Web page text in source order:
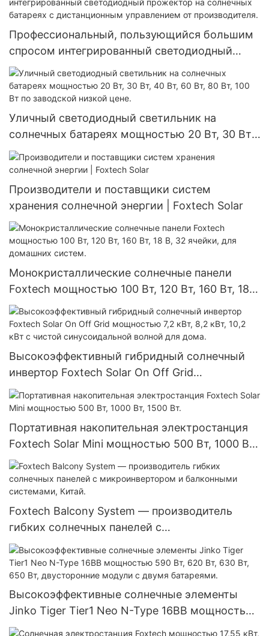
Профессиональный, пользующийся большим
спросом интегрированный светодиодный
прожектор на солнечных батареях с
дистанционным управлением от
производителя.
Уличный светодиодный светильник на
солнечных батареях мощностью 20 Вт, 30 Вт,
40 Вт, 60 Вт, 80 Вт, 100 Вт по заводской
низкой цене.
Производители и поставщики систем
хранения солнечной энергии | Foxtech Solar
Монокристаллические солнечные панели
Foxtech мощностью 100 Вт, 120 Вт, 160 Вт, 18
В, 32 ячейки, для домашних систем.
Высокоэффективный гибридный солнечный
инвертор Foxtech Solar On Off Grid
мощностью 7,2 кВт, 8,2 кВт, 10,2 кВт с чистой
синусоидальной волной для дома.
Портативная накопительная электростанция
Foxtech Solar Mini мощностью 500 Вт, 1000 Вт,
1500 Вт.
Foxtech Balcony System — производитель
гибких солнечных панелей с
микроинвертором и балконными системами,
Китай.
Высокоэффективные солнечные элементы
Jinko Tiger Tier1 Neo N-Type 16BB мощностью
590 Вт, 620 Вт, 630 Вт, 650 Вт, двусторонние